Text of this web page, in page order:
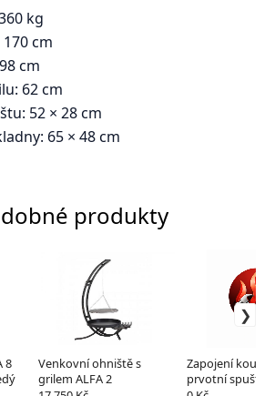
kg
cm
cm
62 cm
52 × 28 cm
65 × 48 cm
produkty
8
Venkovní ohniště s
grilem ALFA 2
Zapojení
prvotní